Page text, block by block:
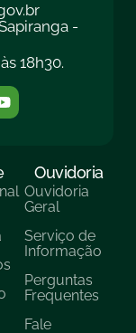
-
18h30.
Ouvidoria
Ouvidoria
Geral
Serviço de
Informação
Perguntas
Frequentes
Fale